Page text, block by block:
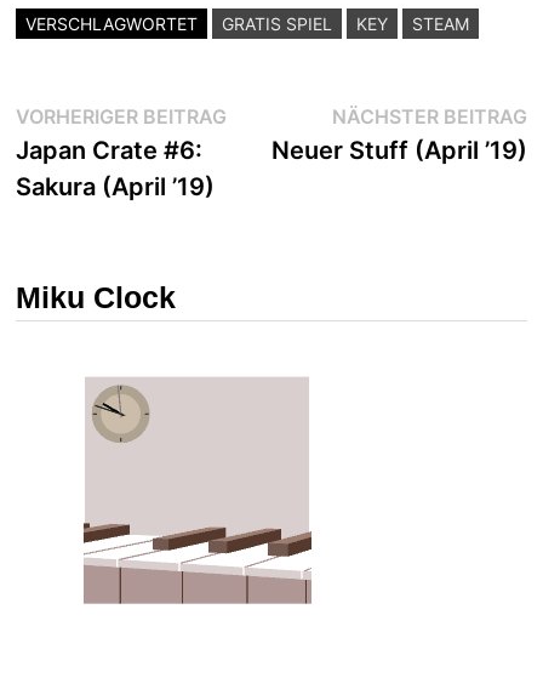
VERSCHLAGWORTET GRATIS SPIEL KEY STEAM
Beitragsnavigation
VORHERIGER BEITRAGVorheriger
Beitrag:
Japan Crate #6:
Sakura (April ’19)
NÄCHSTER BEITRAG
Neuer Stuff (April ’19)
Miku Clock